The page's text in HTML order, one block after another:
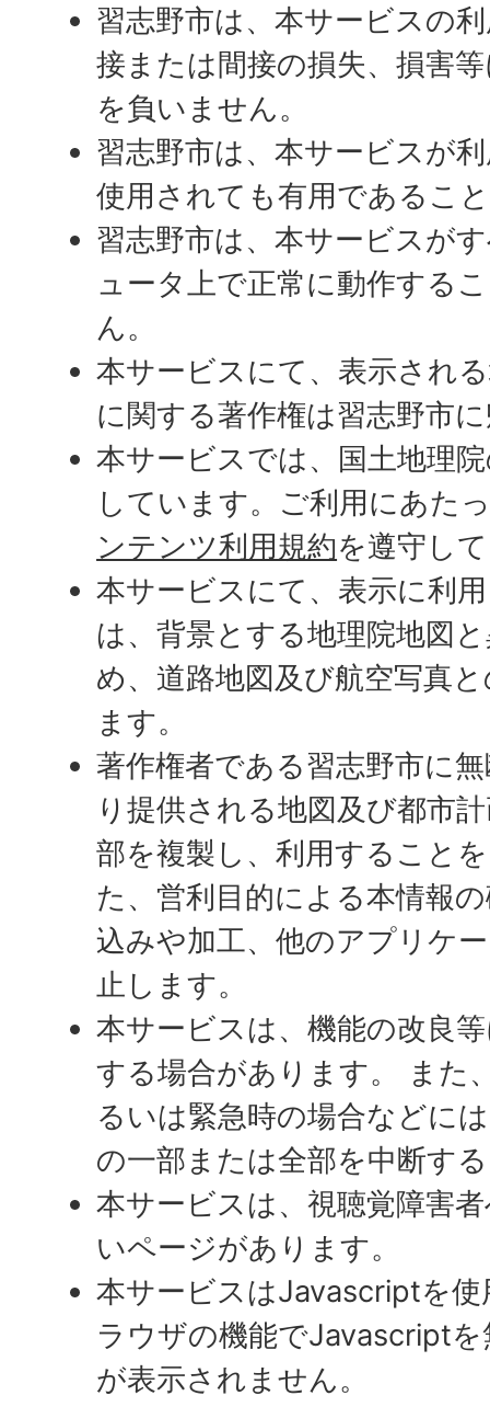
習志野市は、本サービスの
接または間接の損失、損害
を負いません。
習志野市は、本サービスが
使用されても有用であるこ
習志野市は、本サービスが
ュータ上で正常に動作する
ん。
本サービスにて、表示され
に関する著作権は習志野市
本サービスでは、国土地理
しています。ご利用にあた
ンテンツ利用規約を遵守し
本サービスにて、表示に利
は、背景とする地理院地図
め、道路地図及び航空写真
ます。
著作権者である習志野市に
り提供される地図及び都市
部を複製し、利用すること
た、営利目的による本情報
込みや加工、他のアプリケ
止します。
本サービスは、機能の改良
する場合があります。 また
るいは緊急時の場合などに
の一部または全部を中断す
本サービスは、視聴覚障害
いページがあります。
本サービスはJavascriptを
ラウザの機能でJavascript
が表示されません。